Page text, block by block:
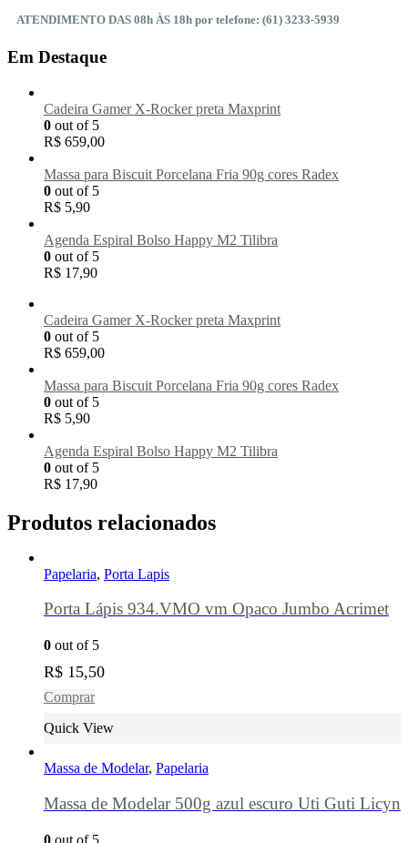
ATENDIMENTO DAS 08h ÀS 18h por telefone: (61) 3233-5939
Em Destaque
Cadeira Gamer X-Rocker preta Maxprint
0 out of 5
R$ 659,00
Massa para Biscuit Porcelana Fria 90g cores Radex
0 out of 5
R$ 5,90
Agenda Espiral Bolso Happy M2 Tilibra
0 out of 5
R$ 17,90
Cadeira Gamer X-Rocker preta Maxprint
0 out of 5
R$ 659,00
Massa para Biscuit Porcelana Fria 90g cores Radex
0 out of 5
R$ 5,90
Agenda Espiral Bolso Happy M2 Tilibra
0 out of 5
R$ 17,90
Produtos relacionados
Papelaria, Porta Lapis
Porta Lápis 934.VMO vm Opaco Jumbo Acrimet
0 out of 5
R$ 15,50
Comprar
Quick View
Massa de Modelar, Papelaria
Massa de Modelar 500g azul escuro Uti Guti Licyn